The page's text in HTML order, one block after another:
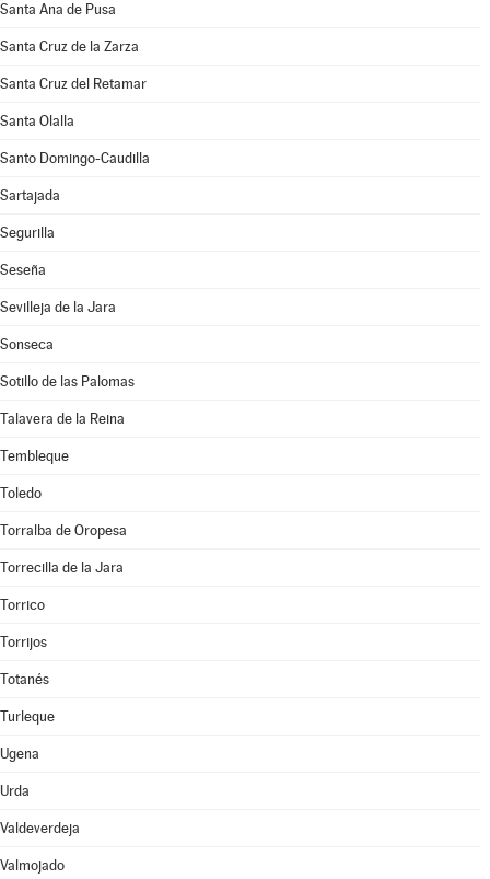
Santa Ana de Pusa
Santa Cruz de la Zarza
Santa Cruz del Retamar
Santa Olalla
Santo Domingo-Caudilla
Sartajada
Segurilla
Seseña
Sevilleja de la Jara
Sonseca
Sotillo de las Palomas
Talavera de la Reina
Tembleque
Toledo
Torralba de Oropesa
Torrecilla de la Jara
Torrico
Torrijos
Totanés
Turleque
Ugena
Urda
Valdeverdeja
Valmojado